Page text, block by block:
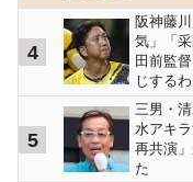
4
阪神藤
気」「
田前監
じするわ
5
三男・
水アキ
再共演
た